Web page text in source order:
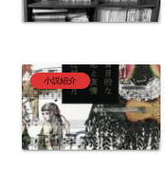
小説紹介